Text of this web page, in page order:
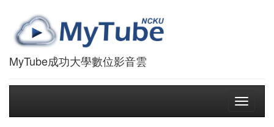
MyTube成功大學數位影音雲
Toggle